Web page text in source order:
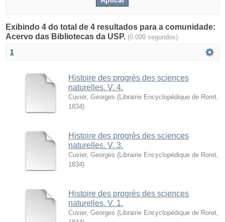
Exibindo 4 do total de 4 resultados para a comunidade:
Acervo das Bibliotecas da USP. (0.099 segundos)
1
Histoire des progrès des sciences
naturelles. V. 4.
Cuvier, Georges ( Librairie Encyclopédique de Roret
1834)
Histoire des progrès des sciences
naturelles. V. 3.
Cuvier, Georges ( Librairie Encyclopédique de Roret
1834)
Histoire des progrès des sciences
naturelles. V. 1.
Cuvier, Georges ( Librairie Encyclopédique de Roret